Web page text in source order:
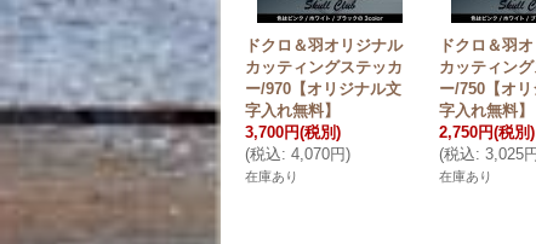
ドクロ＆羽オリジナル
カッティングステッカ
ー/970【オリジナル文
字入れ無料】
3,700円(税別)
(税込: 4,070円)
在庫あり
ドクロ＆羽
カッティン
ー/750【オ
字入れ無料】
2,750円(税別)
(税込: 3,025円
在庫あり